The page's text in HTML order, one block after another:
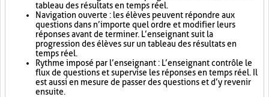
tableau des résultats en temps réel.
Navigation ouverte : les élèves peuvent répondre aux
questions dans n’importe quel ordre et modifier leurs
réponses avant de terminer. L’enseignant suit la
progression des élèves sur un tableau des résultats en
temps réel.
Rythme imposé par l’enseignant : L’enseignant contrôle le
flux de questions et supervise les réponses en temps réel. Il
est aussi en mesure de passer des questions et d’y revenir
ensuite.